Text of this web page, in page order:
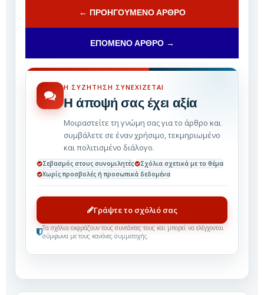
← ΠΡΟΗΓΟΎΜΕΝΟ ΆΡΘΡΟ
ΕΠΌΜΕΝΟ ΆΡΘΡΟ →
Η ΣΥΖΉΤΗΣΗ ΣΥΝΕΧΊΖΕΤΑΙ
Η άποψή σας έχει αξία
Μοιραστείτε τη γνώμη σας για το άρθρο και
συμβάλετε σε έναν χρήσιμο, τεκμηριωμένο
και πολιτισμένο διάλογο.
Σεβασμός στους συνομιλητές
Σχόλια σχετικά με το θέμα
Χωρίς προσβολές ή προσωπικά δεδομένα
Γράψτε το σχόλιό σας
Τα σχόλια εκφράζουν τους συντάκτες τους και μπορεί να ελέγχονται
σύμφωνα με τους κανόνες συμμετοχής.